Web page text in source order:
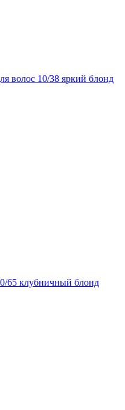
волос 10/38 яркий блонд
65 клубничный блонд